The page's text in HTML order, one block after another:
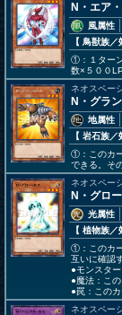
N・エア
風属性
【 鳥獣族／
①：１ター
数×５００
ネオスペー
N・グラ
地属性
【 岩石族／
①：このカ
できる。そ
ネオスペー
N・グロ
光属性
【 植物族／
①：このカ
互いに確認
●モンスタ
●魔法：こ
●罠：この
ネオスペー